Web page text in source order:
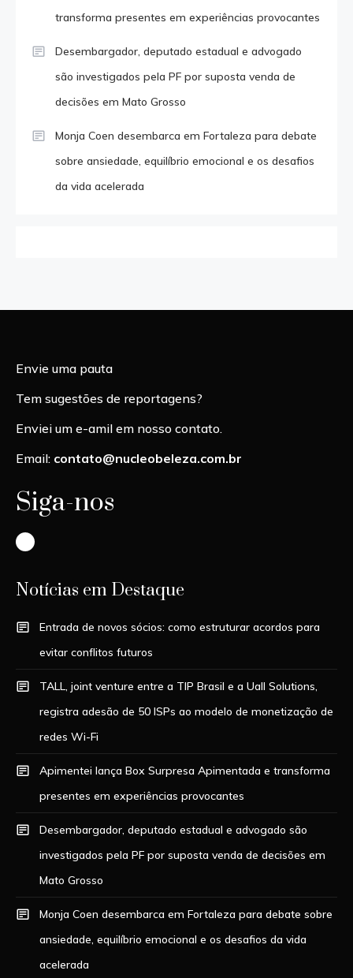
transforma presentes em experiências provocantes
Desembargador, deputado estadual e advogado
são investigados pela PF por suposta venda de
decisões em Mato Grosso
Monja Coen desembarca em Fortaleza para debate
sobre ansiedade, equilíbrio emocional e os desafios
da vida acelerada
Envie uma pauta
Tem sugestões de reportagens?
Enviei um e-amil em nosso contato.
Email: contato@nucleobeleza.com.br
Siga-nos
Instagram
Notícias em Destaque
Entrada de novos sócios: como estruturar acordos para
evitar conflitos futuros
TALL, joint venture entre a TIP Brasil e a Uall Solutions,
registra adesão de 50 ISPs ao modelo de monetização de
redes Wi-Fi
Apimentei lança Box Surpresa Apimentada e transforma
presentes em experiências provocantes
Desembargador, deputado estadual e advogado são
investigados pela PF por suposta venda de decisões em
Mato Grosso
Monja Coen desembarca em Fortaleza para debate sobre
ansiedade, equilíbrio emocional e os desafios da vida
acelerada